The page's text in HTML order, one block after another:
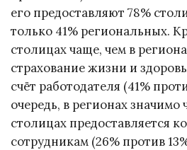
его предоставляют 78%
только 41% региональных.
столицах чаще, чем в
страхование жизни и
счёт работодателя (41%
очередь, в регионах значимо
столицах предоставляется
сотрудникам (26% против